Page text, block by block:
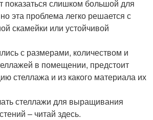
показаться слишком большой для
эта проблема легко решается с
скамейки или устойчивой
с размерами, количеством и
в помещении, предстоит
стеллажа и из какого материала их
стеллажи для выращивания
– читай здесь.